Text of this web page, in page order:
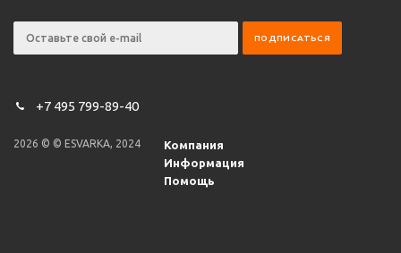
+7 495 799-89-40
2026 © © ESVARKA, 2024
Компания
Информация
Помощь